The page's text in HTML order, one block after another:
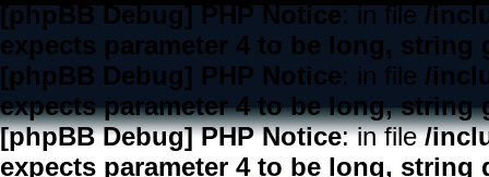
[phpBB Debug] PHP Notice: in file/
expects parameter 4 to be long, string
[phpBB Debug] PHP Notice: in file /
expects parameter 4 to be long, string
[phpBB Debug] PHP Notice: in file/
expects parameter 4 to be long, string